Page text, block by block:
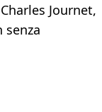
Journet,
senza